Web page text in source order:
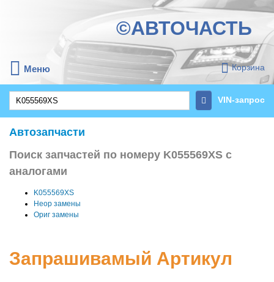
©АВТОЧАСТЬ
Меню Корзина
VIN-запрос
Автозапчасти
Поиск запчастей по номеру K055569XS с
аналогами
K055569XS
Неор замены
Ориг замены
Запрашивамый Артикул